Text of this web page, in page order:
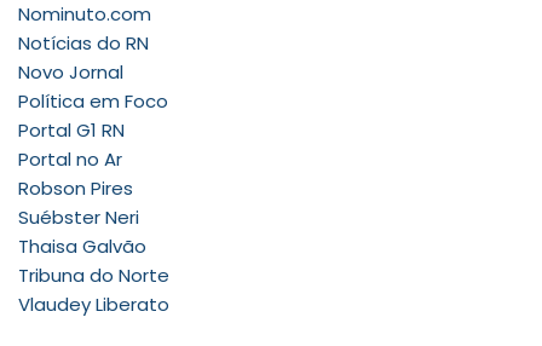
Nominuto.com
Notícias do RN
Novo Jornal
Política em Foco
Portal G1 RN
Portal no Ar
Robson Pires
Suébster Neri
Thaisa Galvão
Tribuna do Norte
Vlaudey Liberato